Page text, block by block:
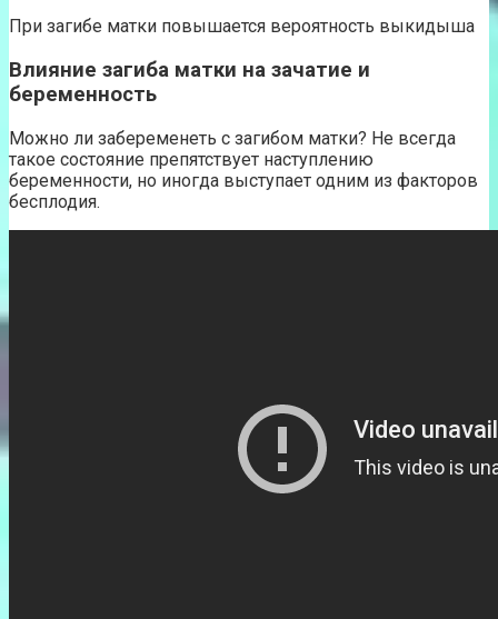
При загибе матки повышается вероятность выкидыша
Влияние загиба матки на зачатие и
беременность
Можно ли забеременеть с загибом матки? Не всегда
такое состояние препятствует наступлению
беременности, но иногда выступает одним из факторов
бесплодия.